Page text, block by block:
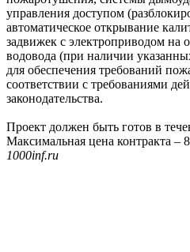
управления доступом
автоматическое открывание
задвижек с электроприводом на
водовода (при наличии
для обеспечения требований
соответствии с требованиями
законодательства.
Проект должен быть готов в
Максимальная цена контракта –
1000inf.ru